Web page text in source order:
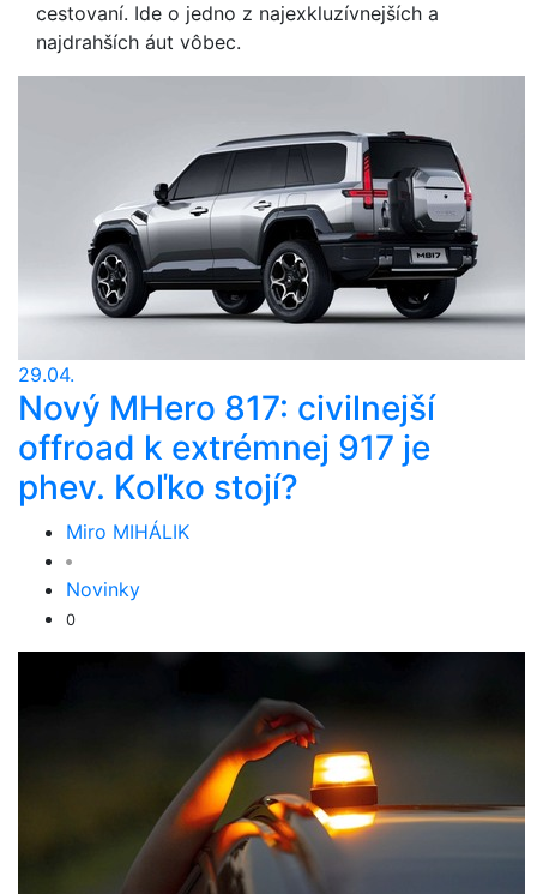
cestovaní. Ide o jedno z najexkluzívnejších a
najdrahších áut vôbec.
29.04.
Nový MHero 817: civilnejší
offroad k extrémnej 917 je
phev. Koľko stojí?
Miro MIHÁLIK
Novinky
0